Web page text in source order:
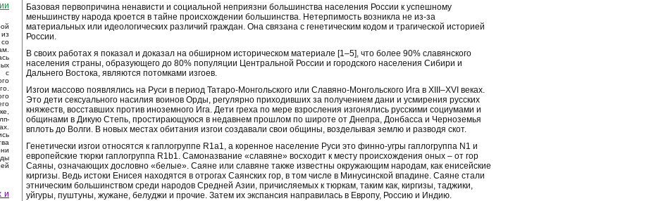
с
и
Базовая первопричина ненависти и социальной неприязни большинства населения России к успешному
меньшинству народа кроется в тайне происхождении большинства. Нетерпимость возникла не из-за
материальных или идеологических различий граждан. Она связана с генетическим кодом и трагической историей
России.
В своих работах я показал и доказал на обширном историческом материале [1–5], что более 90% славянского
населения страны, образующего до 80% популяции Центральной России и городского населения Сибири и
Дальнего Востока, являются потомками изгоев.
Изгои массово появлялись на Руси в период Татаро-Монгольского или Славяно-Монгольского Ига в XIII–XVI веках.
Это дети сексуального насилия воинов Орды, регулярно приходивших за получением дани и усмирения русских
княжеств, восставших против иноземного Ига. Дети греха по мере взросления изгонялись русскими социумами и
общинами в Дикую Степь, простирающуюся в недавнем прошлом по широте от Днепра, Донбасса и Черноземья
вплоть до Волги. В новых местах обитания изгои создавали свои общины, возделывая землю и разводя скот.
Генетически изгои относятся к гаплогруппе R1a1, а коренное население Руси это финно-угры гаплогруппа N1 и
европейские тюрки гаплогруппа R1b1. Самоназвание «славяне» восходит к месту происхождения оных – от гор
Саяны, означающих дословно «белые». Саяне или славяне также известны окружающим народам, как енисейские
киргизы. Ведь истоки Енисея находятся в отрогах Саянских гор, в том числе в Минусинской впадине. Саяне стали
этническим большинством среди народов Средней Азии, причисляемых к тюркам, таким как, киргизы, таджики,
уйгуры, пуштуны, жужане, белуджи и прочие. Затем их экспансия направилась в Европу, Россию и Индию.